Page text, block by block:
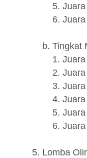
5. Juara
6. Juara
b. Tingkat
1. Juara 1
2. Juara 2
3. Juara 3
4. Juara
5. Juara
6. Juara
5. Lomba